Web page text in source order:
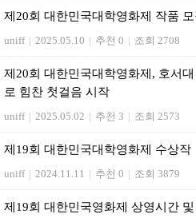
제20회 대한민국대학영화제 작품 모
uniff | 2025.05.10 | 추천 0 | 조회 2708
제20회 대한민국대학영화제, 호서
로 힘찬 첫걸음 시작
uniff | 2025.05.02 | 추천 3 | 조회 2573
제19회 대한민국대학영화제 수상작
uniff | 2024.11.11 | 추천 0 | 조회 3879
제19회 대한민국영화제 상영시간